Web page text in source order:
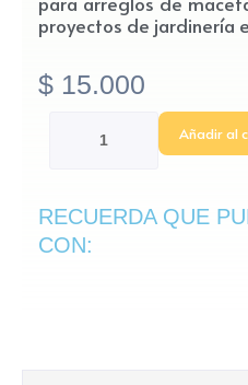
proyectos de jardinería
$ 15.000
cantidad
Añadir al
RECUERDA QUE
CON: